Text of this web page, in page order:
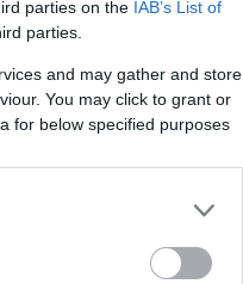
parties on the IAB’s List of
parties.
and may gather and store
You may click to grant or
for below specified purposes